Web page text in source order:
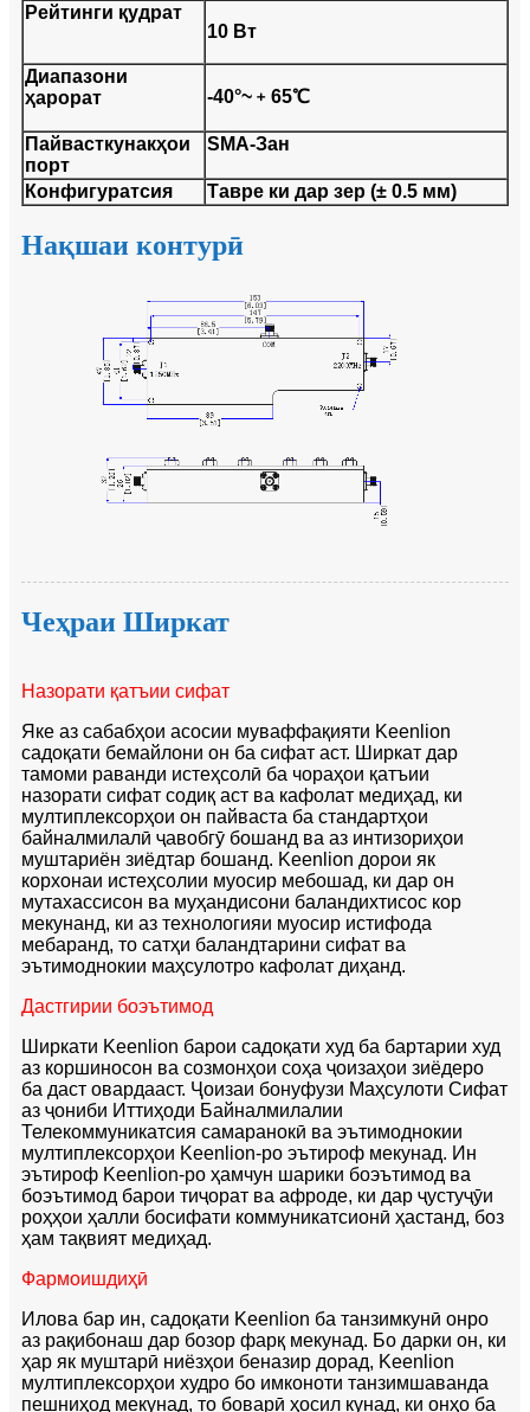
Рейтинги қудрат
10 Вт
Диапазони
ҳарорат
-40°~﹢65℃
Пайвасткунакҳои
порт
SMA-Зан
Конфигуратсия Тавре ки дар зер (± 0.5 мм)
Нақшаи контурӣ
Чеҳраи Ширкат
Назорати қатъии сифат
Яке аз сабабҳои асосии муваффақияти Keenlion
садоқати бемайлони он ба сифат аст. Ширкат дар
тамоми раванди истеҳсолӣ ба чораҳои қатъии
назорати сифат содиқ аст ва кафолат медиҳад, ки
мултиплексорҳои он пайваста ба стандартҳои
байналмилалӣ ҷавобгӯ бошанд ва аз интизориҳои
муштариён зиёдтар бошанд. Keenlion дорои як
корхонаи истеҳсолии муосир мебошад, ки дар он
мутахассисон ва муҳандисони баландихтисос кор
мекунанд, ки аз технологияи муосир истифода
мебаранд, то сатҳи баландтарини сифат ва
эътимоднокии маҳсулотро кафолат диҳанд.
Дастгирии боэътимод
Ширкати Keenlion барои садоқати худ ба бартарии худ
аз коршиносон ва созмонҳои соҳа ҷоизаҳои зиёдеро
ба даст овардааст. Ҷоизаи бонуфузи Маҳсулоти Сифат
аз ҷониби Иттиҳоди Байналмилалии
Телекоммуникатсия самаранокӣ ва эътимоднокии
мултиплексорҳои Keenlion-ро эътироф мекунад. Ин
эътироф Keenlion-ро ҳамчун шарики боэътимод ва
боэътимод барои тиҷорат ва афроде, ки дар ҷустуҷӯи
роҳҳои ҳалли босифати коммуникатсионӣ ҳастанд, боз
ҳам тақвият медиҳад.
Фармоишдиҳӣ
Илова бар ин, садоқати Keenlion ба танзимкунӣ онро
аз рақибонаш дар бозор фарқ мекунад. Бо дарки он, ки
ҳар як муштарӣ ниёзҳои беназир дорад, Keenlion
мултиплексорҳои худро бо имконоти танзимшаванда
пешниҳод мекунад, то боварӣ ҳосил кунад, ки онҳо ба